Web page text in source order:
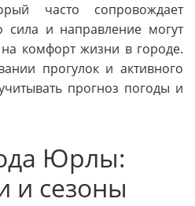
часто сопровождает
сила и направление могут
комфорт жизни в городе.
прогулок и активного
прогноз погоды и
Юрлы:
и сезоны